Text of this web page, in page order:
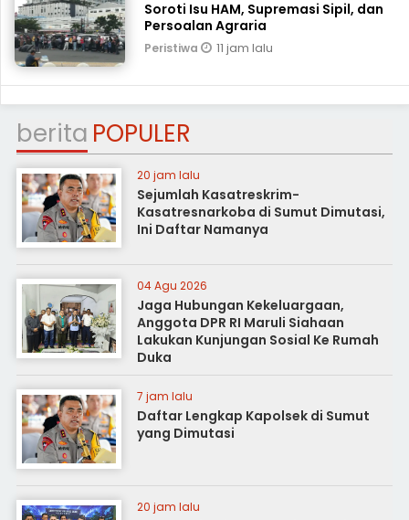
Soroti Isu HAM, Supremasi Sipil, dan
Persoalan Agraria
Peristiwa 11 jam lalu
berita POPULER
20 jam lalu
Sejumlah Kasatreskrim-
Kasatresnarkoba di Sumut Dimutasi,
Ini Daftar Namanya
04 Agu 2026
Jaga Hubungan Kekeluargaan,
Anggota DPR RI Maruli Siahaan
Lakukan Kunjungan Sosial Ke Rumah
Duka
7 jam lalu
Daftar Lengkap Kapolsek di Sumut
yang Dimutasi
20 jam lalu